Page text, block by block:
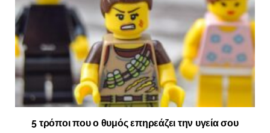
5 τρόποι που ο θυμός επηρεάζει την υγεία σου